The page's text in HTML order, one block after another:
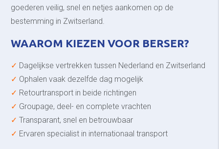
goederen veilig, snel en netjes aankomen op de
bestemming in Zwitserland.
WAAROM KIEZEN VOOR BERSER?
✓ Dagelijkse vertrekken tussen Nederland en Zwitserland
✓ Ophalen vaak dezelfde dag mogelijk
✓ Retourtransport in beide richtingen
✓ Groupage, deel- en complete vrachten
✓ Transparant, snel en betrouwbaar
✓ Ervaren specialist in internationaal transport